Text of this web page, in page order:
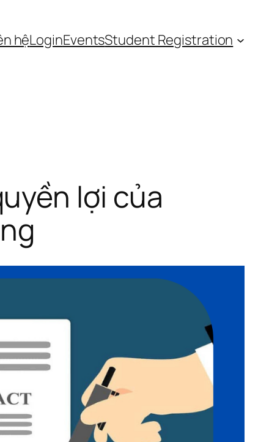
hệLoginEventsStudent Registration
lợi của